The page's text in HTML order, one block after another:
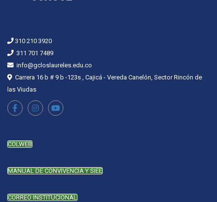
310 210 3920
311 701 7489
info@gcloslaureles.edu.co
Carrera 16 b # 9 b -123s , Cajicá - Vereda Canelón, Sector Rincón de
las Viudas
COLWEB
MANUAL DE CONVIVENCIA Y SIEE
CORREO INSTITUCIONAL